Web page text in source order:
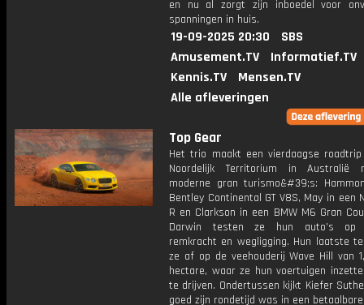
en nu al zorgt zijn inboedel voor
spanningen in huis.
19-09-2025 20:30
SBS
Amusement.TV
Informatief.TV
Kennis.TV
Mensen.TV
Alle afleveringen
Top Gear
Het trio maakt een vierdaagse
Noordelijk Territorium in Australië
moderne gran turismo&#39;s:
Bentley Continental GT V8S, May in een
R en Clarkson in een BMW M6 Gran
Darwin testen ze hun auto’s op
remkracht en wegligging. Hun laatste
ze af op de veehouderij Wave Hill van
hectare, waar ze hun voertuigen
te drijven. Ondertussen kijkt Kiefer
goed zijn rondetijd was in een